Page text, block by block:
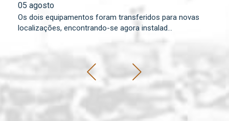
05 agosto
Os dois equipamentos foram transferidos para novas
localizações, encontrando-se agora instalad...